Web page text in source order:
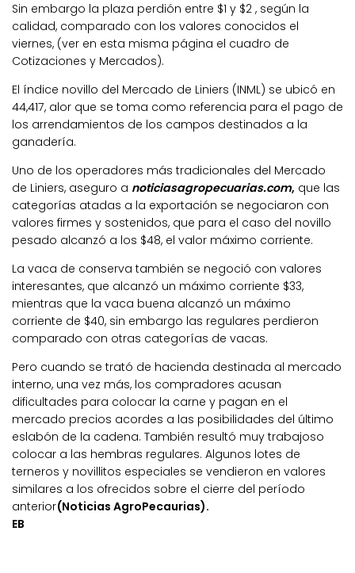
Sin embargo la plaza perdión entre $1 y $2 , según la
calidad, comparado con los valores conocidos el
viernes, (ver en esta misma página el cuadro de
Cotizaciones y Mercados).
El índice novillo del Mercado de Liniers (INML) se ubicó en
44,417, alor que se toma como referencia para el pago de
los arrendamientos de los campos destinados a la
ganadería.
Uno de los operadores más tradicionales del Mercado
de Liniers, aseguro a noticiasagropecuarias.com, que las
categorías atadas a la exportación se negociaron con
valores firmes y sostenidos, que para el caso del novillo
pesado alcanzó a los $48, el valor máximo corriente.
La vaca de conserva también se negoció con valores
interesantes, que alcanzó un máximo corriente $33,
mientras que la vaca buena alcanzó un máximo
corriente de $40, sin embargo las regulares perdieron
comparado con otras categorías de vacas.
Pero cuando se trató de hacienda destinada al mercado
interno, una vez más, los compradores acusan
dificultades para colocar la carne y pagan en el
mercado precios acordes a las posibilidades del último
eslabón de la cadena. También resultó muy trabajoso
colocar a las hembras regulares. Algunos lotes de
terneros y novillitos especiales se vendieron en valores
similares a los ofrecidos sobre el cierre del período
anterior(Noticias AgroPecaurias).
EB